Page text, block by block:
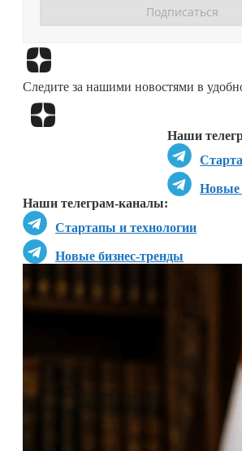
Следите за нашими новостями в
Наши
Новые
Наши телеграм-каналы:
Стартапы и технологии
Новые бизнес-тренды